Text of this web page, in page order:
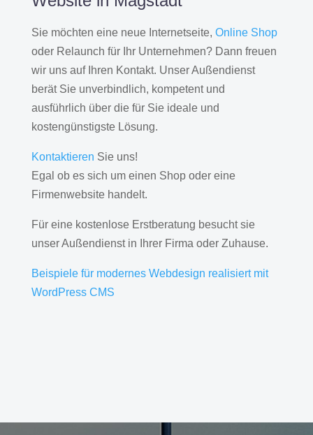
Sie möchten eine neue Internetseite, Online Shop
oder Relaunch für Ihr Unternehmen? Dann freuen
wir uns auf Ihren Kontakt. Unser Außendienst
berät Sie unverbindlich, kompetent und
ausführlich über die für Sie ideale und
kostengünstigste Lösung.
Kontaktieren Sie uns!
Egal ob es sich um einen Shop oder eine
Firmenwebsite handelt.
Für eine kostenlose Erstberatung besucht sie
unser Außendienst in Ihrer Firma oder Zuhause.
Beispiele für modernes Webdesign realisiert mit
WordPress CMS